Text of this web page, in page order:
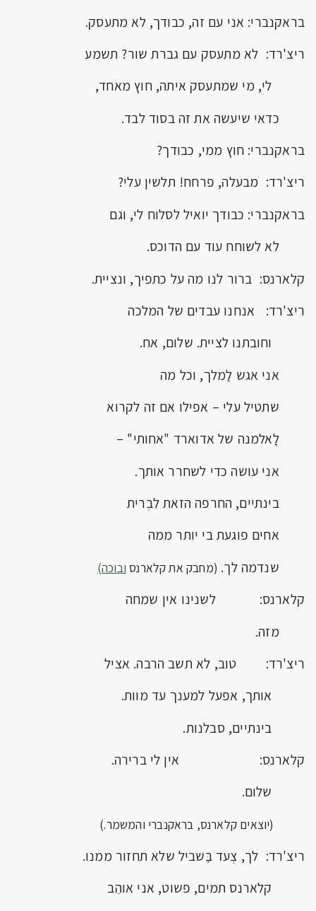
בראקנברי: אני עם זה, כבודך, לא מתעסק.
ריצ'רד: לא מתעסק עם גברת שור? תשמע
לי, מי שמתעסק איתה, חוץ מאחד,
כדאי שיעשה את זה בסוד לבד.
בראקנברי: חוץ ממי, כבודך?
ריצ'רד: מבעלה, פרחח! תלשין עלי?
בראקנברי: כבודך יואיל לסלוח לי, וגם
לא לשוחח עוד עם הדוכס.
קלארנס: ברור לנו מה על כתפיך, ונציית.
ריצ'רד: אנחנו עבדים של המלכה
וחובתנו לציית. שלום, אח.
אני אגש לַמלך, וכל מה
שתטיל עלי – אפילו אם זה לקרוא
לָאלמנה של אדוארד "אחותי" –
אני עושה כדי לשחרר אותך.
בינתיים, החרפה הזאת לִבְרית
אחים פוגעת בי יותר ממה
שנדמה לך. (מחבק את קלארנס ובוכה)
קלארנס: לשנינו אין שמחה
מזה.
ריצ'רד: טוב, לא תשב הרבה. אציל
אותך, אפעל למענך עד מוות.
בינתיים, סבלנות.
קלארנס: אין לי ברירה.
שלום.
(יוצאים קלארנס, בראקנברי והמשמר.)
ריצ'רד: לך, צְעד בַּשביל שלא תחזור ממנו.
קלארנס תמים, פשוט, אני אוהֵב